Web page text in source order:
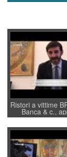
Ristori a vittime
Banca & c.,
Villarosa: per
convochi con Di
a supporto della
regia al